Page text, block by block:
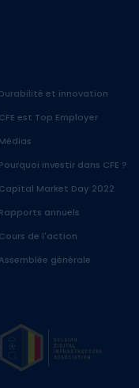
Durabilité et innovation
CFE est Top Employer
Médias
Pourquoi investir dans CFE ?
Capital Market Day 2022
Rapports annuels
Cours de l'action
Assemblée générale